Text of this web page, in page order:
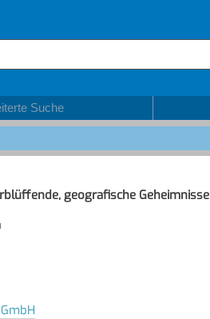
Suche
geografische Geheimnisse